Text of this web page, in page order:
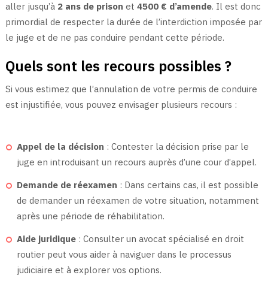
aller jusqu’à 2 ans de prison et 4500 € d’amende. Il est donc
primordial de respecter la durée de l’interdiction imposée par
le juge et de ne pas conduire pendant cette période.
Quels sont les recours possibles ?
Si vous estimez que l’annulation de votre permis de conduire
est injustifiée, vous pouvez envisager plusieurs recours :
Appel de la décision : Contester la décision prise par le
juge en introduisant un recours auprès d’une cour d’appel.
Demande de réexamen : Dans certains cas, il est possible
de demander un réexamen de votre situation, notamment
après une période de réhabilitation.
Aide juridique : Consulter un avocat spécialisé en droit
routier peut vous aider à naviguer dans le processus
judiciaire et à explorer vos options.